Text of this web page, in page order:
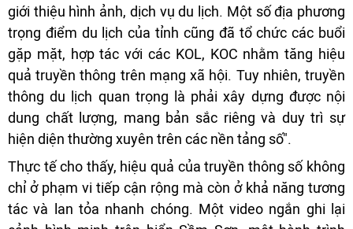
giới thiệu hình ảnh, dịch vụ du lịch. Một số địa phương
trọng điểm du lịch của tỉnh cũng đã tổ chức các buổi
gặp mặt, hợp tác với các KOL, KOC nhằm tăng hiệu
quả truyền thông trên mạng xã hội. Tuy nhiên, truyền
thông du lịch quan trọng là phải xây dựng được nội
dung chất lượng, mang bản sắc riêng và duy trì sự
hiện diện thường xuyên trên các nền tảng số".
Thực tế cho thấy, hiệu quả của truyền thông số không
chỉ ở phạm vi tiếp cận rộng mà còn ở khả năng tương
tác và lan tỏa nhanh chóng. Một video ngắn ghi lại